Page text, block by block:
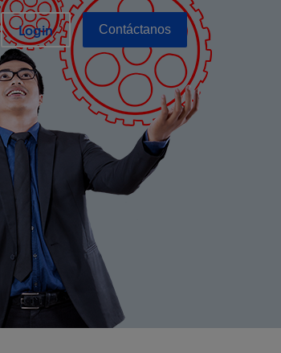
Login Contáctanos